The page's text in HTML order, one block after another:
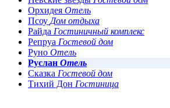
Орхидея Отель
Псоу Дом отдыха
Райда Гостиничный комплекс
Репруа Гостевой дом
Руно Отель
Руслан Отель
Сказка Гостевой дом
Тихий Дон Гостиница